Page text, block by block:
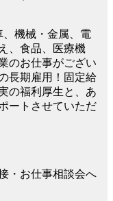
機械・金属、電
、食品、医療機
のお仕事がござい
長期雇用！固定給
の福利厚生と、あ
ートさせていただ
・お仕事相談会へ